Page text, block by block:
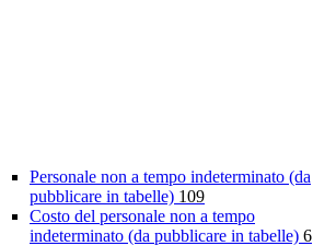
Personale non a tempo indeterminato (da
pubblicare in tabelle) 109
Costo del personale non a tempo
indeterminato (da pubblicare in tabelle) 6